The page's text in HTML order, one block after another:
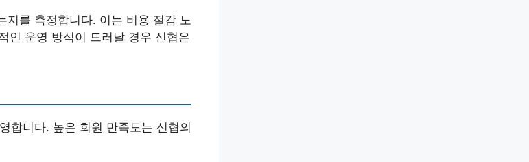
지를 측정합니다. 이는 비용 절감 노
인 운영 방식이 드러날 경우 신협은
합니다. 높은 회원 만족도는 신협의